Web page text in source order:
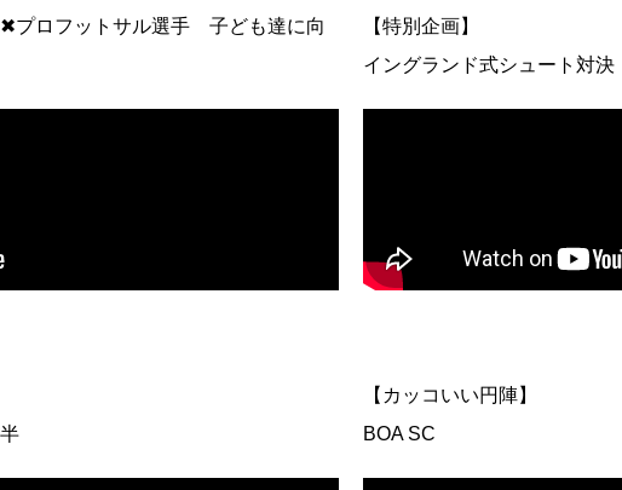
✖︎プロフットサル選手 子ども達に向
【特別企画】
イングランド式シュート対
【カッコいい円陣】
BOA SC